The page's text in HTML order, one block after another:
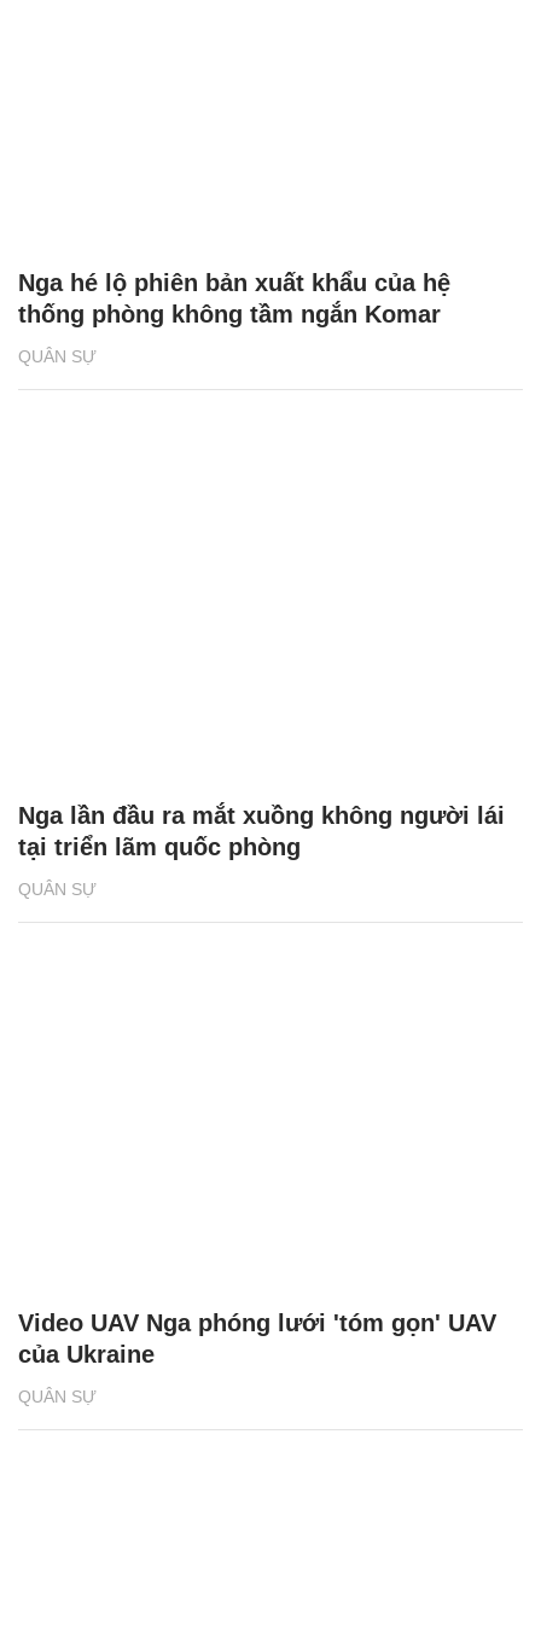
QUÂN SỰ
Nga hé lộ phiên bản xuất khẩu của hệ
thống phòng không tầm ngắn Komar
QUÂN SỰ
Nga lần đầu ra mắt xuồng không người lái
tại triển lãm quốc phòng
QUÂN SỰ
Video UAV Nga phóng lưới 'tóm gọn' UAV
của Ukraine